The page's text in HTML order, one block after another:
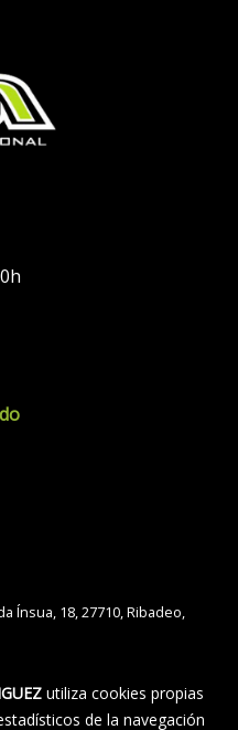
Ínsua, 18, 27710, Ribadeo,
utiliza cookies propias
de la navegación